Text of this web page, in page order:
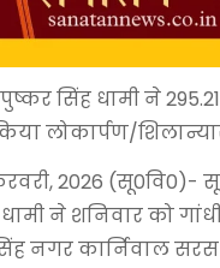
सिंह धामी ने
लोकार्पण/
2026 (सू0वि0)-
ने शनिवार को
नगर कार्निवाल